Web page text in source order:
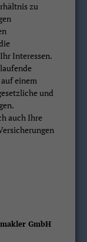
zu
Interessen.
einem
und
auch Ihre
GmbH